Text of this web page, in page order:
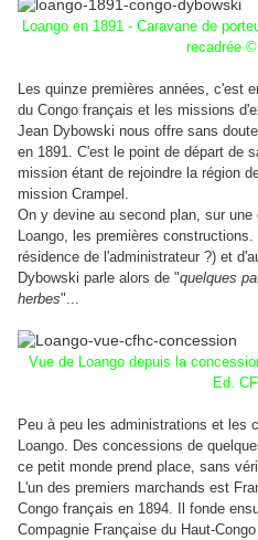
Loango en 1891 - Caravane de
recadrée
Les quinze premières années, c'est
du Congo français et les missions
Jean Dybowski nous offre sans
en 1891. C'est le point de départ de
mission étant de rejoindre la région
mission Crampel.
On y devine au second plan, sur
Loango, les premières
résidence de l'administrateur ?) et
Dybowski parle alors de "quelques
herbes"...
Vue de Loango depuis la
Ed.
Peu à peu les administrations et les
Loango. Des concessions de
ce petit monde prend place, sans
L'un des premiers marchands est
Congo français en 1894. Il fonde
Compagnie Française du Haut-